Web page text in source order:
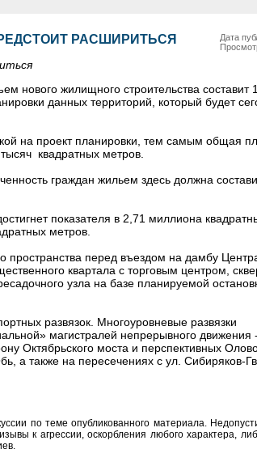
Дата
РАСШИРИТЬСЯ
нового жилищного строительства составит
данных территорий, который будет
на проект планировки, тем самым общая
квадратных метров.
граждан жильем здесь должна
показателя в 2,71 миллиона
метров.
пространства перед въездом на дамбу
квартала с торговым центром,
узла на базе планируемой
развязок. Многоуровневые развязки
магистралей непрерывного
Октябрьского моста и перспективных
а также на пересечениях с ул. Сибиряков-
по теме опубликованного материала.
к агрессии, оскорбления любого характера,